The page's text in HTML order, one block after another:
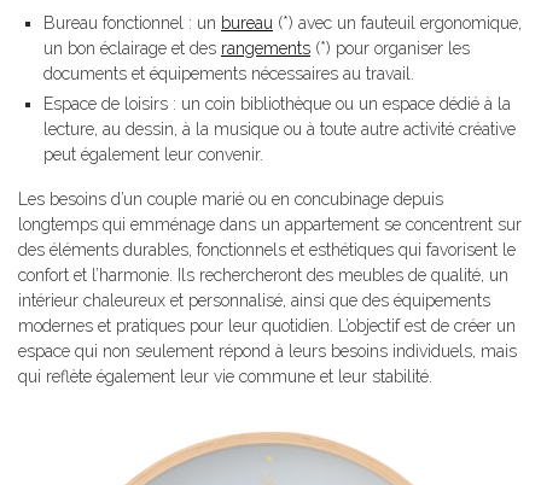
Bureau fonctionnel : un bureau (*) avec un fauteuil ergonomique,
un bon éclairage et des rangements (*) pour organiser les
documents et équipements nécessaires au travail.
Espace de loisirs : un coin bibliothèque ou un espace dédié à la
lecture, au dessin, à la musique ou à toute autre activité créative
peut également leur convenir.
Les besoins d’un couple marié ou en concubinage depuis
longtemps qui emménage dans un appartement se concentrent sur
des éléments durables, fonctionnels et esthétiques qui favorisent le
confort et l’harmonie. Ils rechercheront des meubles de qualité, un
intérieur chaleureux et personnalisé, ainsi que des équipements
modernes et pratiques pour leur quotidien. L’objectif est de créer un
espace qui non seulement répond à leurs besoins individuels, mais
qui reflète également leur vie commune et leur stabilité.